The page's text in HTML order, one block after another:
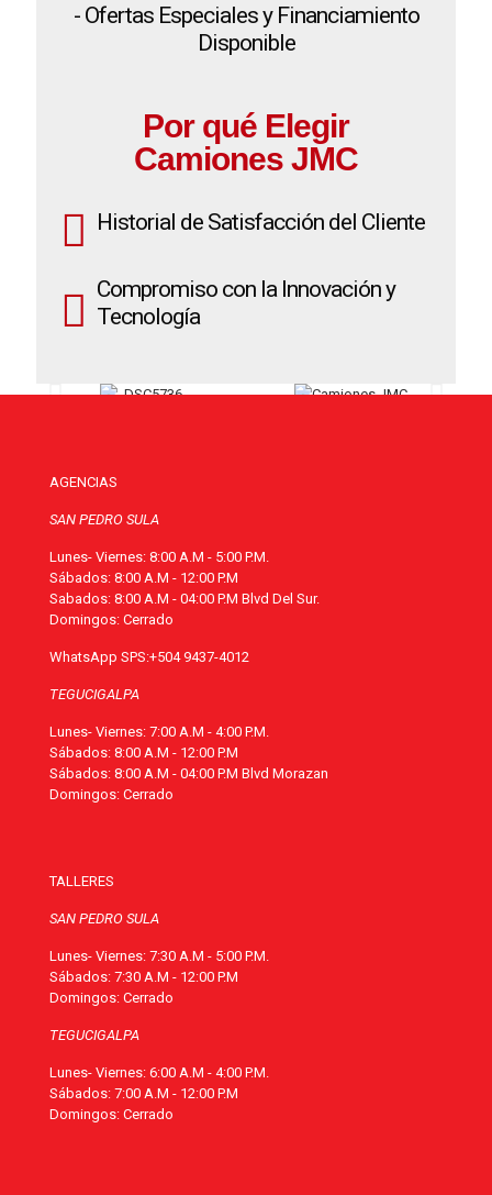
- Ofertas Especiales y Financiamiento
Disponible
Por qué Elegir
Camiones JMC
Historial de Satisfacción del Cliente
Compromiso con la Innovación y
Tecnología
AGENCIAS
SAN PEDRO SULA
Lunes- Viernes: 8:00 A.M - 5:00 P.M.
Sábados: 8:00 A.M - 12:00 P.M
Sabados: 8:00 A.M - 04:00 P.M Blvd Del Sur.
Domingos: Cerrado
WhatsApp SPS:+504 9437-4012
TEGUCIGALPA
Lunes- Viernes: 7:00 A.M - 4:00 P.M.
Sábados: 8:00 A.M - 12:00 P.M
Sábados: 8:00 A.M - 04:00 P.M Blvd Morazan
Domingos: Cerrado
TALLERES
SAN PEDRO SULA
Lunes- Viernes: 7:30 A.M - 5:00 P.M.
Sábados: 7:30 A.M - 12:00 P.M
Domingos: Cerrado
TEGUCIGALPA
Lunes- Viernes: 6:00 A.M - 4:00 P.M.
Sábados: 7:00 A.M - 12:00 P.M
Domingos: Cerrado